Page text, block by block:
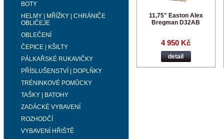
BOTY
HELMY | MŘÍŽKY | CHRÁNIČE
OBLIČEJE
OBLEČENÍ
ČEPICE | KŠILTY
PÁLKAŘSKÉ RUKAVIČKY
PŘÍSLUŠENSTVÍ | DOPLŇKY
TRÉNINKOVÉ POMŮCKY
TAŠKY | BATOHY
ZADÁCKÉ VYBAVENÍ
ROZHODČÍ
VYBAVENÍ HŘIŠTĚ
11,75" Easton Alex
Bregman D32AB
4 950 Kč
detail